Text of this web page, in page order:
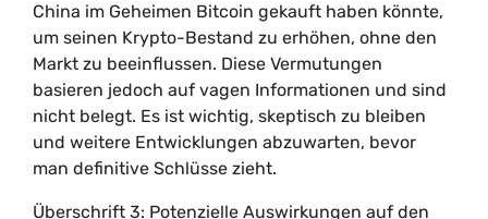
China im Geheimen Bitcoin gekauft haben könnte,
um seinen Krypto-Bestand zu erhöhen, ohne den
Markt zu beeinflussen. Diese Vermutungen
basieren jedoch auf vagen Informationen und sind
nicht belegt. Es ist wichtig, skeptisch zu bleiben
und weitere Entwicklungen abzuwarten, bevor
man definitive Schlüsse zieht.
Überschrift 3: Potenzielle Auswirkungen auf den